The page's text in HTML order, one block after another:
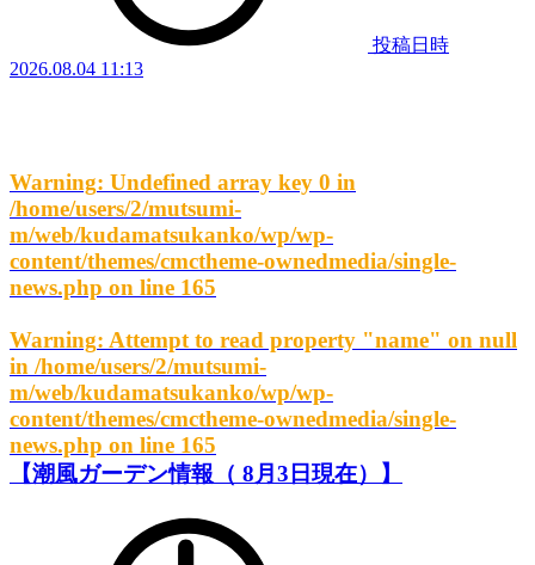
投稿日時
2026.08.04 11:13
Warning: Undefined array key 0 in
/home/users/2/mutsumi-
m/web/kudamatsukanko/wp/wp-
content/themes/cmctheme-ownedmedia/single-
news.php on line 165
Warning: Attempt to read property "name" on null
in /home/users/2/mutsumi-
m/web/kudamatsukanko/wp/wp-
content/themes/cmctheme-ownedmedia/single-
news.php on line 165
【潮風ガーデン情報（ 8月3日現在）】